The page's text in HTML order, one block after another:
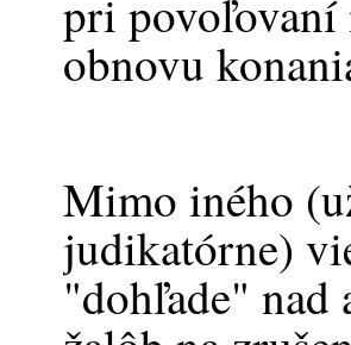
pri povoľovaní
obnovu
Mimo iného
judikatórne)
"dohľade" nad